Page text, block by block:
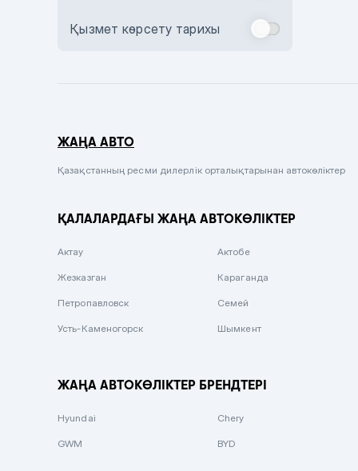
Комбинированный
Сиреневый металлик
Вишневый
Қызмет көрсету тарихы
ЖАҢА АВТО
Қазақстанның ресми дилерлік орталықтарынан автокөліктер
ҚАЛАЛАРДАҒЫ ЖАҢА АВТОКӨЛІКТЕР
Актау Актобе
Жезказган Караганда
Петропавловск Семей
Усть-Каменогорск Шымкент
ЖАҢА АВТОКӨЛІКТЕР БРЕНДТЕРІ
Hyundai Chery
GWM BYD